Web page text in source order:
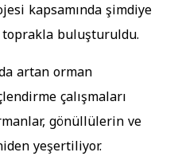
kapsamında şimdiye
buluşturuldu.
artan orman
çalışmaları
gönüllülerin ve
yeşertiliyor.